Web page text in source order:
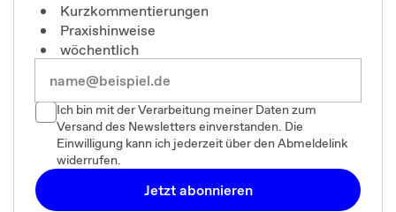
Kurzkommentierungen
Praxishinweise
wöchentlich
Ich bin mit der Verarbeitung meiner Daten zum
Versand des Newsletters einverstanden. Die
Einwilligung kann ich jederzeit über den Abmeldelink
widerrufen.
Jetzt abonnieren